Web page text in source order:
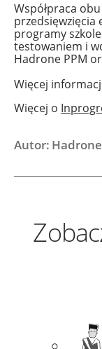
Współpraca
przedsięwzięcia
programy
testowaniem i
Hadrone PPM
Więcej
Więcej o
Autor: Hadrone